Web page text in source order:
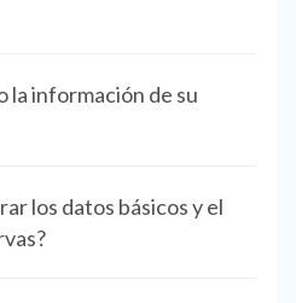
la información de su
los datos básicos y el